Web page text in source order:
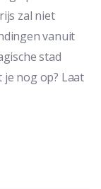
zal niet
vanuit
stad
nog op? Laat